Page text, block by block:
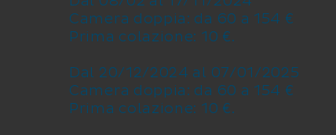
Camera doppia: da 60 a 154 €
Prima colazione: 10 €.
Dal 20/12/2024 al 07/01/2025
Camera doppia: da 60 a 154 €
Prima colazione: 10 €.